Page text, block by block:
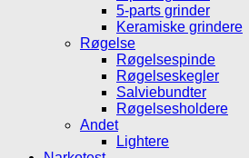
5-parts grinder
Keramiske grindere
Røgelse
Røgelsespinde
Røgelseskegler
Salviebundter
Røgelsesholdere
Andet
Lightere